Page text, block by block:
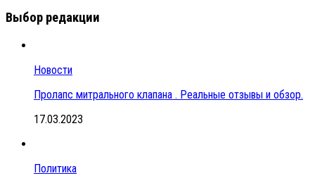
Выбор редакции
Новости
Пролапс митрального клапана . Реальные отзывы и обзор.
17.03.2023
Политика